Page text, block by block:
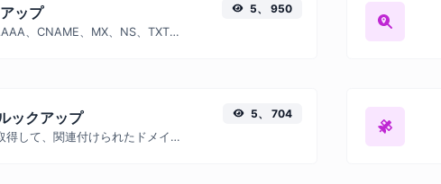
ップ
ホストのA、AAAA、CNAME、MX、NS、TXT、SOA DNSレコードを検索します。
5、 950
ックアップ
IPアドレスを取得して、関連付けられたドメイン/ホストを検索してみてください。
5、 704